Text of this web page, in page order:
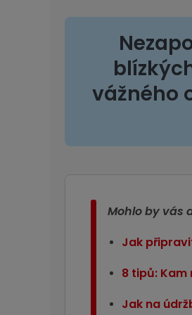
vážného
Mohlo by vás
Jak
8 tipů:
Jak na